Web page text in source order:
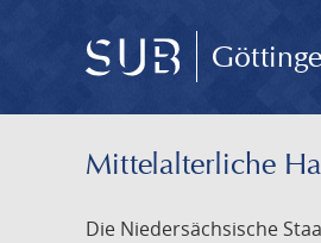
Mittelalterliche
Die Niedersächsische